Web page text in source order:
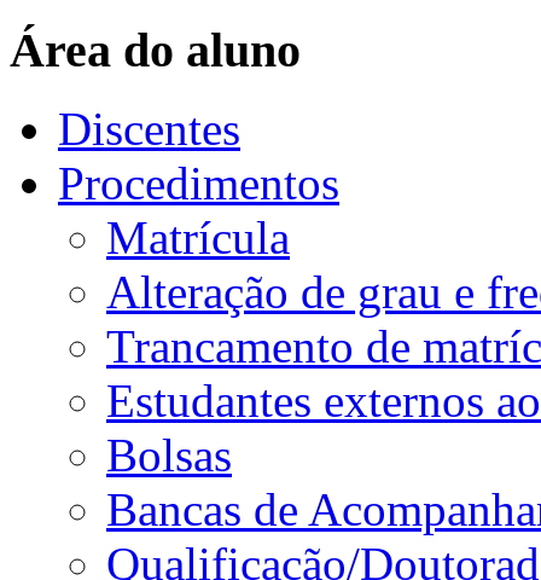
Área do aluno
Discentes
Procedimentos
Matrícula
Alteração de grau e
Trancamento de
Estudantes externos
Bolsas
Bancas de
Qualificação/